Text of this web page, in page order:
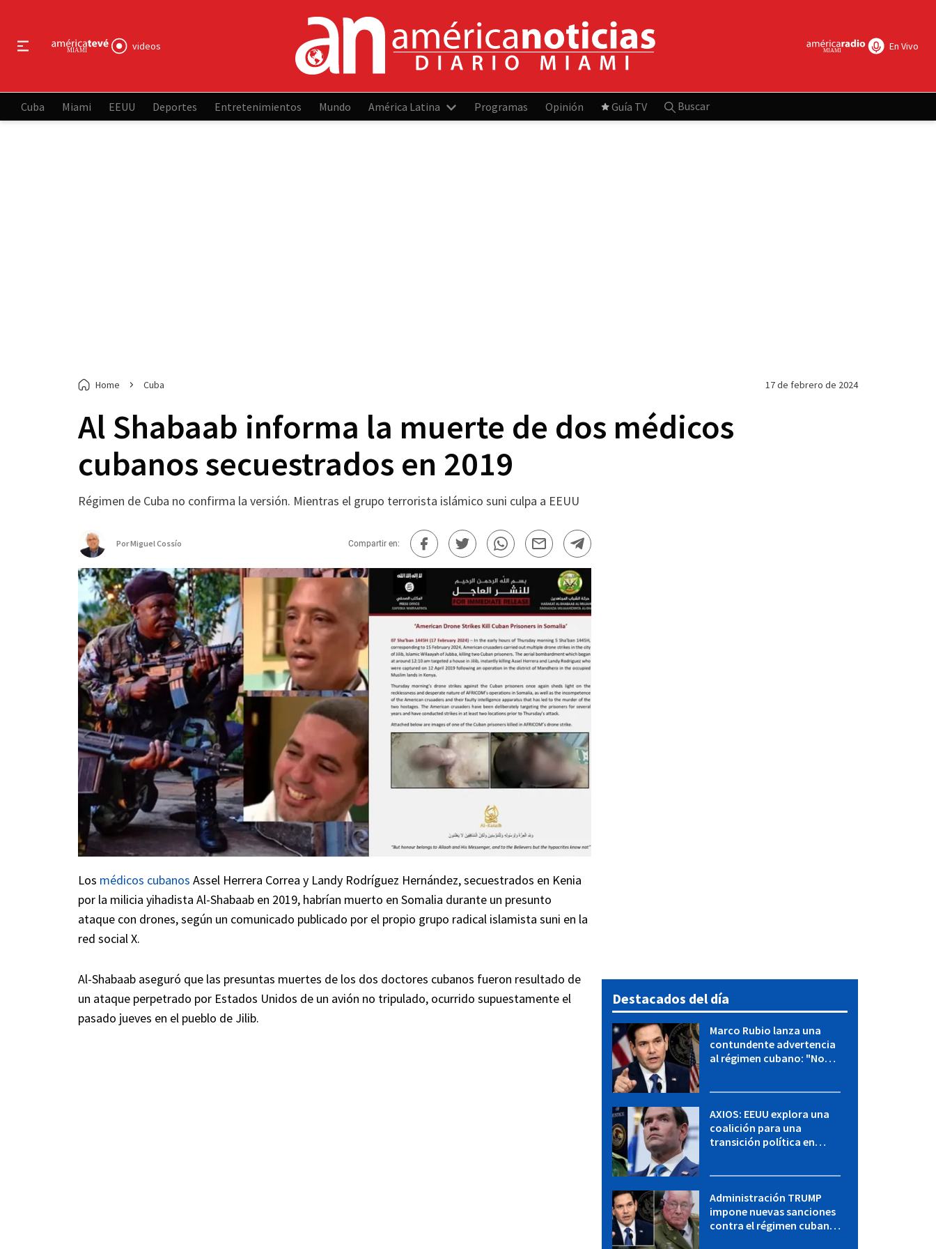
videos En Vivo
Cuba Miami EEUU Deportes Entretenimientos Mundo América Latina Programas Opinión Guía TV Buscar
Home Cuba 17 de febrero de 2024
Al Shabaab informa la muerte de dos médicos
cubanos secuestrados en 2019
Régimen de Cuba no confirma la versión. Mientras el grupo terrorista islámico suni culpa a EEUU
PorMiguel Cossío Compartir en:
Los médicos cubanos Assel Herrera Correa y Landy Rodríguez Hernández, secuestrados en Kenia
por la milicia yihadista Al-Shabaab en 2019, habrían muerto en Somalia durante un presunto
ataque con drones, según un comunicado publicado por el propio grupo radical islamista suni en la
red social X.
Al-Shabaab aseguró que las presuntas muertes de los dos doctores cubanos fueron resultado de
un ataque perpetrado por Estados Unidos de un avión no tripulado, ocurrido supuestamente el
pasado jueves en el pueblo de Jilib.
Destacados del día
Marco Rubio lanza una
contundente advertencia
al régimen cubano: "No
AXIOS: EEUU explora una
coalición para una
transición política en
Administración TRUMP
impone nuevas sanciones
contra el régimen cubano: